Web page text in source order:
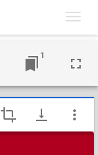
1